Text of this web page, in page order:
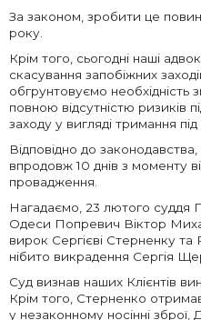
За законом, зробити це
року.
Крім того, сьогодні наші
скасування запобіжних
обгрунтовуємо необхідність
повною відсутністю ризиків
заходу у вигляді тримання
Відповідно до
впродовж 10 днів з моменту
провадження.
Нагадаємо, 23 лютого суддя
Одеси Попревич Віктор
вирок Сергієві Стерненку
нібито викрадення Сергія
Суд визнав наших Клієнтів
Крім того, Стерненко
у незаконному носінні зброї,